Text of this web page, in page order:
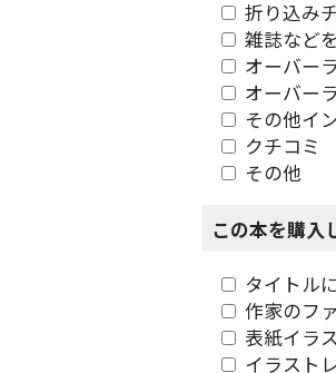
折り込み
雑誌など
オーバー
オーバー
その他イ
クチコミ
その他
この本を購入
タイトル
作家のフ
表紙イラ
イラスト